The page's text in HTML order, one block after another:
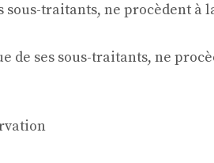
sous-traitants, ne procèdent
de ses sous-traitants, ne